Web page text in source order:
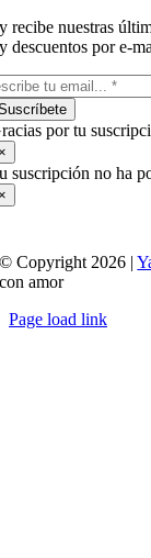
y recibe nuestras
y descuentos por e-
por tu
suscripción no ha
© Copyright 2026 |
con amor
Page load link